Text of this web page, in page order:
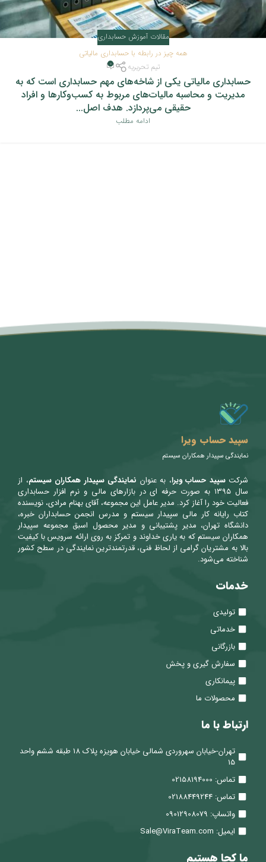
مقالات آموزش حسابداری
همه چیز در رابطه با حسابداری مالیاتی
تیم تحریریه
0
حسابداری مالیاتی یکی از شاخه‌های مهم حسابداری است که به
مدیریت و محاسبه مالیات‌های مربوط به کسب‌وکارها و افراد
حقیقی می‌پردازد. هدف اصل...
ادامه مطلب
متن سربرگ خود را وارد کنید
سپید حساب ویرا
نمایندگی سپیدار همکاران سیستم
شرکتسپید حساب ویرا، به عنوان نمایندگی سپیدار همکاران سیستم، از
سال ۱۳۹۵ به صورت حرفه ای در بازارهای مالی و نرم افزار حسابداری
فعالیت خود را آغاز کرد. مدیر عامل این مجموعه، آقای بهنام مرادی، نویسنده
کتاب رایانه کار مالی سپیدار سیستم و مدرس انجمن حسابداران خبره،
دانشگاه تهران، مدیر پشتیبانی و مدیر محصول اسبق مجموعه سپیدار
همکاران سیستم که به یاری خداوند و تمرکز به روی ارائه سرویس با کیفیت
بالا به مشتریان گرامی از لحاظ فنی، قدرتمندترین نمایندگی در سطح کشور
شناخته می‌شود.
خدمات
تولیدی
خدماتی
بازرگانی
سفارش گیری و پخش
پیمانکاری
محصولات ما
ارتباط با ما
تهران-خیابان سهروردی شمالی خیابان هویزه پلاک 18 طبقه ششم واحد
15
تماس: 02158194000
تماس: 02188449244
واتساپ: 09012908079
ایمیل: Sale@ViraTeam.com
ما کجا هستیم